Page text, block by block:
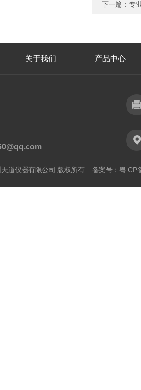
下一篇： 专
关于我们 产品中心
道仪器有限公司 版权所有 备案号：粤ICP